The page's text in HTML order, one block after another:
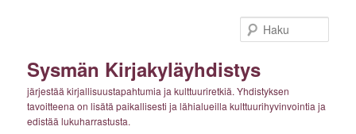
Sysmän Kirjakyläyhdistys
järjestää kirjallisuustapahtumia ja kulttuuriretkiä. Yhdistyksen
tavoitteena on lisätä paikallisesti ja lähialueilla kulttuurihyvinvointia ja
edistää lukuharrastusta.